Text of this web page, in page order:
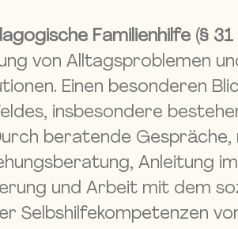
Familienhilfe (§ 31
von Alltagsproblemen
Einen besonderen
insbesondere
beratende Gespräche,
Anleitung
und Arbeit mit dem
Selbshilfekompetenzen